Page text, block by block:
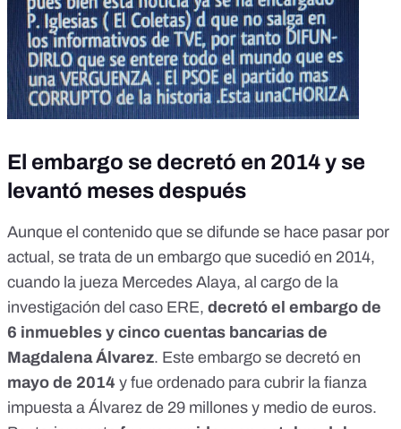
El embargo se decretó en 2014 y se
levantó meses después
Aunque el contenido que se difunde se hace pasar por
actual, se trata de un embargo que sucedió en 2014,
cuando la jueza Mercedes Alaya, al cargo de la
investigación del caso ERE, decretó el embargo de
6 inmuebles y cinco cuentas bancarias de
Magdalena Álvarez. Este embargo se decretó en
mayo de 2014 y fue ordenado para cubrir la fianza
impuesta a Álvarez de 29 millones y medio de euros.